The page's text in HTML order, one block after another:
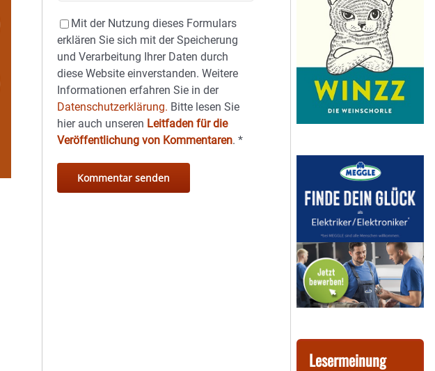
Mit der Nutzung dieses Formulars
erklären Sie sich mit der Speicherung
und Verarbeitung Ihrer Daten durch
diese Website einverstanden. Weitere
Informationen erfahren Sie in der
Datenschutzerklärung. Bitte lesen Sie
hier auch unseren Leitfaden für die
Veröffentlichung von Kommentaren.*
Lesermeinung